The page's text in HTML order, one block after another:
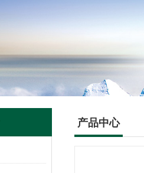
产品中心